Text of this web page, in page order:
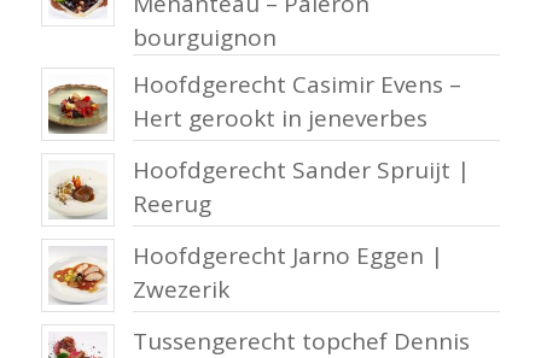
bourguignon
Hoofdgerecht Casimir Evens –
Hert gerookt in jeneverbes
Hoofdgerecht Sander Spruijt |
Reerug
Hoofdgerecht Jarno Eggen |
Zwezerik
Tussengerecht topchef Dennis